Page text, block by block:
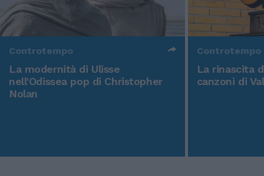
Controtempo
La modernità di Ulisse
nell'Odissea pop di Christopher
Nolan
Controtempo
La rinascita
canzoni di